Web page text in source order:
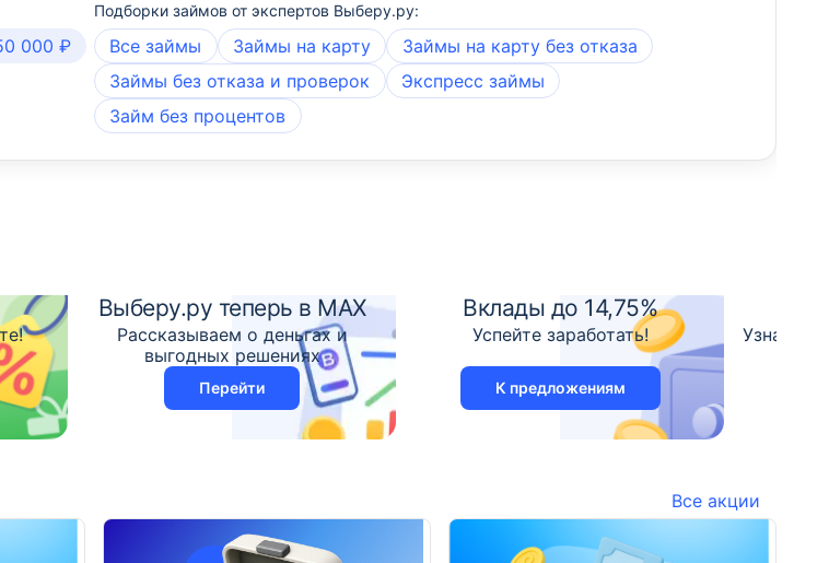
000 ₽
Подборки займов от экспертов Выберу.ру:
Все займы Займы на карту
Займы на карту без отказа
Займы без отказа и проверок
Экспресс займы
Займ без процентов
Выберу.ру теперь в MAX
Рассказываем о деньгах и
выгодных решениях
Перейти
Вклады до 14,75%
Успейте заработать!
К предложениям
Узнайте
Все акции